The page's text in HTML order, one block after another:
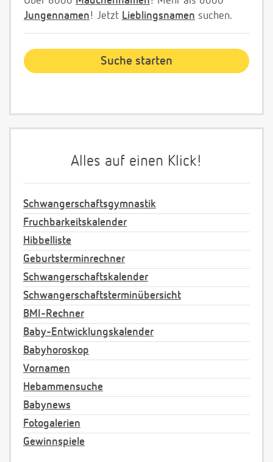
Jungennamen! Jetzt Lieblingsnamen suchen.
Alles auf einen Klick!
Schwangerschaftsgymnastik
Fruchbarkeitskalender
Hibbelliste
Geburtsterminrechner
Schwangerschaftskalender
Schwangerschaftsterminübersicht
BMI-Rechner
Baby-Entwicklungskalender
Babyhoroskop
Vornamen
Hebammensuche
Babynews
Fotogalerien
Gewinnspiele